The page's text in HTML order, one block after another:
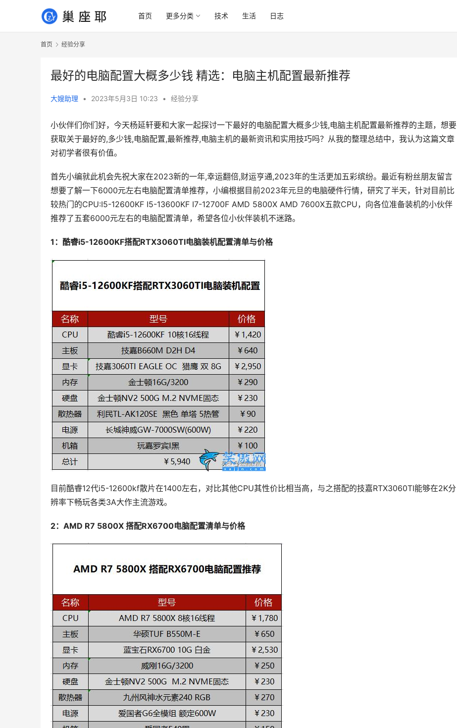
首页 更多分类 技术 生活 日志
首页 经验分享
最好的电脑配置大概多少钱 精选：电脑主机配置最新推荐
大嫂助理 • 2023年5月3日 10:23 • 经验分享
小伙伴们你们好，今天杨延轩要和大家一起探讨一下最好的电脑配置大概多少钱,电脑主机配置最新推荐的主题，想要
获取关于最好的,多少钱,电脑配置,最新推荐,电脑主机的最新资讯和实用技巧吗？从我的整理总结中，我认为这篇文章
对初学者很有价值。
首先小编就此机会先祝大家在2023新的一年,幸运翻倍,财运亨通,2023年的生活更加五彩缤纷。最近有粉丝朋友留言
想要了解一下6000元左右电脑配置清单推荐，小编根据目前2023年元旦的电脑硬件行情，研究了半天，针对目前比
较热门的CPU:I5-12600KF I5-13600KF I7-12700F AMD 5800X AMD 7600X五款CPU，向各位准备装机的小伙伴
推荐了五套6000元左右的电脑配置清单，希望各位小伙伴装机不迷路。
1：酷睿i5-12600KF搭配RTX3060TI电脑装机配置清单与价格
目前酷睿12代i5-12600kf散片在1400左右，对比其他CPU其性价比相当高，与之搭配的技嘉RTX3060TI能够在2K分
辨率下畅玩各类3A大作主流游戏。
2：AMD R7 5800X 搭配RX6700电脑配置清单与价格